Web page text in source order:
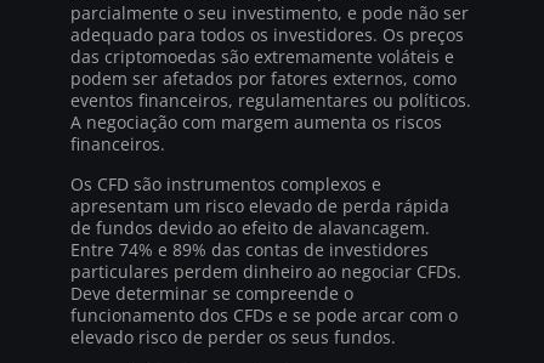
parcialmente o seu investimento, e pode não ser
adequado para todos os investidores. Os preços
das criptomoedas são extremamente voláteis e
podem ser afetados por fatores externos, como
eventos financeiros, regulamentares ou políticos.
A negociação com margem aumenta os riscos
financeiros.
Os CFD são instrumentos complexos e
apresentam um risco elevado de perda rápida
de fundos devido ao efeito de alavancagem.
Entre 74% e 89% das contas de investidores
particulares perdem dinheiro ao negociar CFDs.
Deve determinar se compreende o
funcionamento dos CFDs e se pode arcar com o
elevado risco de perder os seus fundos.